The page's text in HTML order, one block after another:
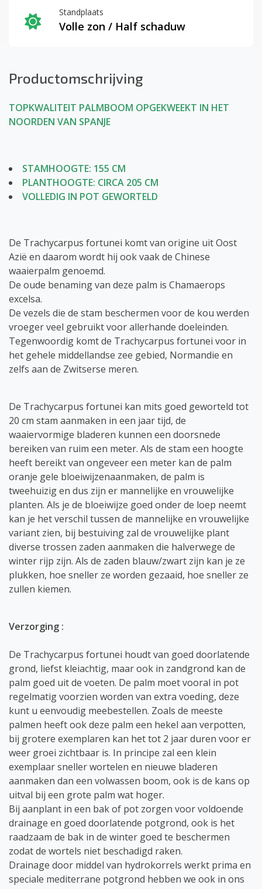
Standplaats
Volle zon / Half schaduw
Productomschrijving
TOPKWALITEIT PALMBOOM OPGEKWEEKT IN HET
NOORDEN VAN SPANJE
STAMHOOGTE: 155 CM
PLANTHOOGTE: CIRCA 205 CM
VOLLEDIG IN POT GEWORTELD
De Trachycarpus fortunei komt van origine uit Oost
Azië en daarom wordt hij ook vaak de Chinese
waaierpalm genoemd.
De oude benaming van deze palm is Chamaerops
excelsa.
De vezels die de stam beschermen voor de kou werden
vroeger veel gebruikt voor allerhande doeleinden.
Tegenwoordig komt de Trachycarpus fortunei voor in
het gehele middellandse zee gebied, Normandie en
zelfs aan de Zwitserse meren.
De Trachycarpus fortunei kan mits goed geworteld tot
20 cm stam aanmaken in een jaar tijd, de
waaiervormige bladeren kunnen een doorsnede
bereiken van ruim een meter. Als de stam een hoogte
heeft bereikt van ongeveer een meter kan de palm
oranje gele bloeiwijzenaanmaken, de palm is
tweehuizig en dus zijn er mannelijke en vrouwelijke
planten. Als je de bloeiwijze goed onder de loep neemt
kan je het verschil tussen de mannelijke en vrouwelijke
variant zien, bij bestuiving zal de vrouwelijke plant
diverse trossen zaden aanmaken die halverwege de
winter rijp zijn. Als de zaden blauw/zwart zijn kan je ze
plukken, hoe sneller ze worden gezaaid, hoe sneller ze
zullen kiemen.​​
Verzorging :
De Trachycarpus fortunei houdt van goed doorlatende
grond, liefst kleiachtig, maar ook in zandgrond kan de
palm goed uit de voeten. De palm moet vooral in pot
regelmatig voorzien worden van extra voeding, deze
kunt u eenvoudig meebestellen. Zoals de meeste
palmen heeft ook deze palm een hekel aan verpotten,
bij grotere exemplaren kan het tot 2 jaar duren voor er
weer groei zichtbaar is. In principe zal een klein
exemplaar sneller wortelen en nieuwe bladeren
aanmaken dan een volwassen boom, ook is de kans op
uitval bij een grote palm wat hoger.
Bij aanplant in een bak of pot zorgen voor voldoende
drainage en goed doorlatende potgrond, ook is het
raadzaam de bak in de winter goed te beschermen
zodat de wortels niet beschadigd raken.
Drainage door middel van hydrokorrels werkt prima en
speciale mediterrane potgrond hebben we ook in ons